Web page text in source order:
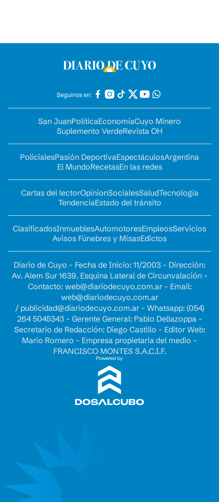
Seguinos en:
San JuanPolíticaEconomíaCuyo Minero
Suplemento VerdeRevista OH
PolicialesPasión DeportivaEspectáculosArgentina
El MundoRecetasEn las redes
Cartas del lectorOpinionSocialesSaludTecnología
TendenciaEstado del tránsito
ClasificadosInmueblesAutomotoresEmpleosServicios
Avisos Fúnebres y MisasEdictos
Diario de Cuyo - Fecha de Inicio: 11/2003 - Dirección:
Av. Alem Sur 1639. Esquina Lateral de Circunvalación -
Contacto: web@diariodecuyo.com.ar- Email:
web@diariodecuyo.com.ar
/ publicidad@diariodecuyo.com.ar- Whatsapp: (054)
264 5045343 - Gerente General: Pablo Dellazoppa -
Secretario de Redacción: Diego Castillo - Editor Web:
Mario Romero - Empresa propietaria del medio -
FRANCISCO MONTES S.A.C.I.F.